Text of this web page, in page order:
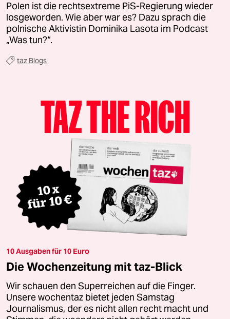
Polen ist die rechtsextreme PiS-Regierung wieder
losgeworden. Wie aber war es? Dazu sprach die
polnische Aktivistin Dominika Lasota im Podcast
„Was tun?“.
taz Blogs
10 Ausgaben für 10 Euro
Die Wochenzeitung mit taz-Blick
Wir schauen den Superreichen auf die Finger.
Unsere wochentaz bietet jeden Samstag
Journalismus, der es nicht allen recht macht und